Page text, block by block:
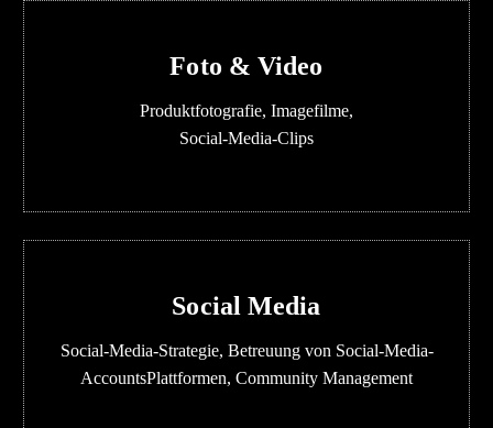
Foto & Video
Produktfotografie, Imagefilme,
Social-Media-Clips
Social Media
Social-Media-Strategie, Betreuung von Social-Media-
AccountsPlattformen, Community Management